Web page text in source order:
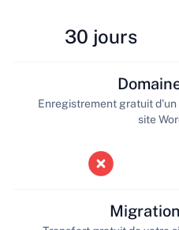
30 jours
Enregistrement gratuit
site